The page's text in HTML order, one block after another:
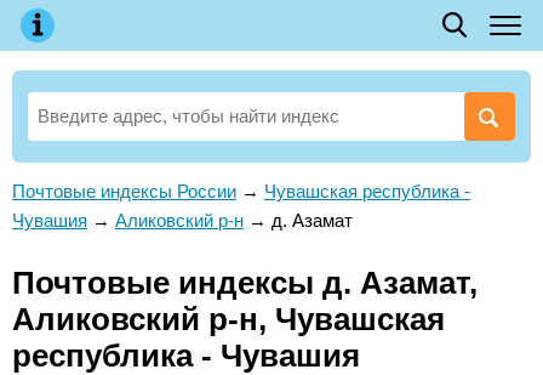
Почтовые индексы России → Чувашская республика -
Чувашия → Аликовский р-н → д. Азамат
Почтовые индексы д. Азамат,
Аликовский р-н, Чувашская
республика - Чувашия